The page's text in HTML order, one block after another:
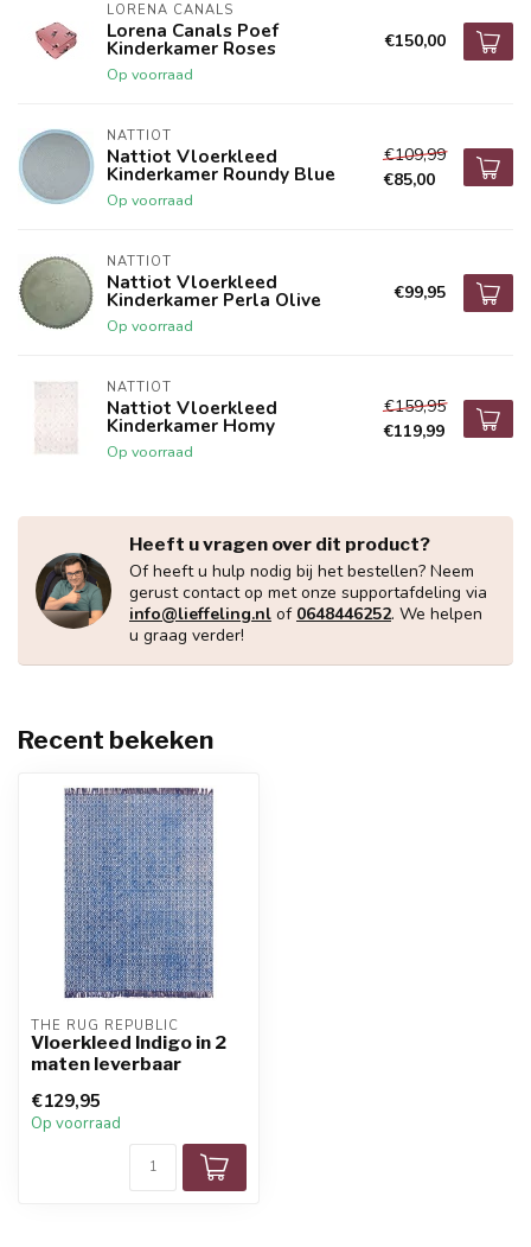
LORENA CANALS
Lorena Canals Poef
Kinderkamer Roses
Op voorraad
€150,00
NATTIOT
Nattiot Vloerkleed
Kinderkamer Roundy Blue
Op voorraad
€109,99
€85,00
NATTIOT
Nattiot Vloerkleed
Kinderkamer Perla Olive
Op voorraad
€99,95
NATTIOT
Nattiot Vloerkleed
Kinderkamer Homy
Op voorraad
€159,95
€119,99
Heeft u vragen over dit product?
Of heeft u hulp nodig bij het bestellen? Neem
gerust contact op met onze supportafdeling via
info@lieffeling.nl of 0648446252. We helpen
u graag verder!
Recent bekeken
THE RUG REPUBLIC
Vloerkleed Indigo in 2
maten leverbaar
€129,95
Op voorraad